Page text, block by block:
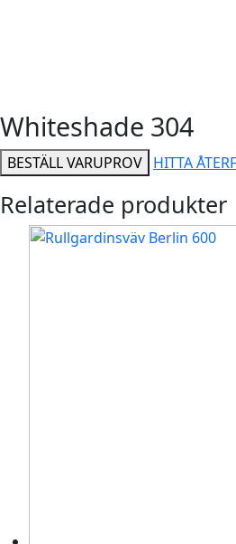
Whiteshade 304
BESTÄLL VARUPROV HITTA
Relaterade produkter